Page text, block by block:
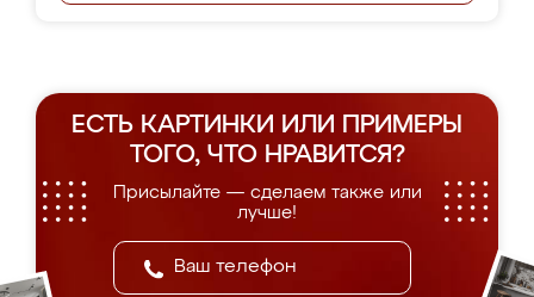
ЕСТЬ КАРТИНКИ ИЛИ ПРИМЕРЫ
ТОГО, ЧТО НРАВИТСЯ?
Присылайте — сделаем также или
лучше!